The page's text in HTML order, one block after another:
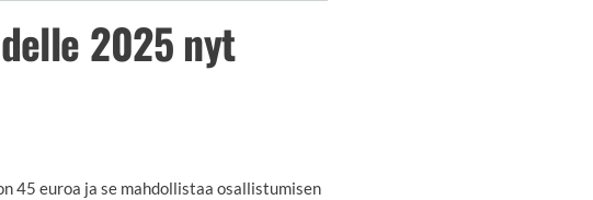
2025 nyt
45 euroa ja se mahdollistaa osallistumisen